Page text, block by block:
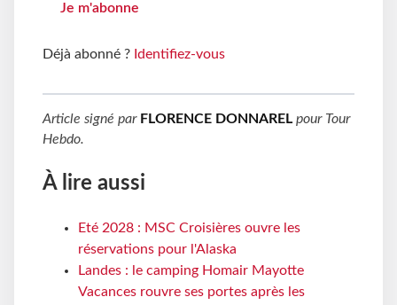
Je m'abonne
Déjà abonné ? Identifiez-vous
Article signé par FLORENCE DONNAREL pour Tour
Hebdo.
À lire aussi
Eté 2028 : MSC Croisières ouvre les
réservations pour l'Alaska
Landes : le camping Homair Mayotte
Vacances rouvre ses portes après les